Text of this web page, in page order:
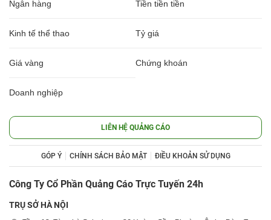
Ngân hàng Tiền tiền tiền
Kinh tế thể thao Tỷ giá
Giá vàng Chứng khoán
Doanh nghiệp
LIÊN HỆ QUẢNG CÁO
GÓP Ý CHÍNH SÁCH BẢO MẬT ĐIỀU KHOẢN SỬ DỤNG
Công Ty Cổ Phần Quảng Cáo Trực Tuyến 24h
TRỤ SỞ HÀ NỘI